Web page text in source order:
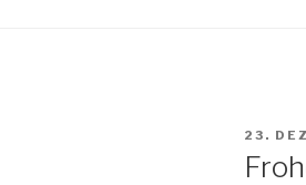
23.